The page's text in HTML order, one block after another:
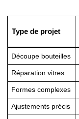
Type de projet
Découpe bouteilles
Réparation vitres
Formes complexes
Ajustements précis